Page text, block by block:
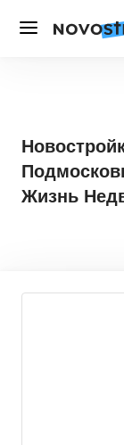
Жизнь